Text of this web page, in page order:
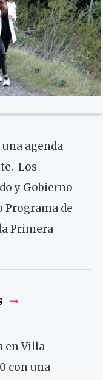
agenda
Los
y Gobierno
de
Primera
en Villa
con una